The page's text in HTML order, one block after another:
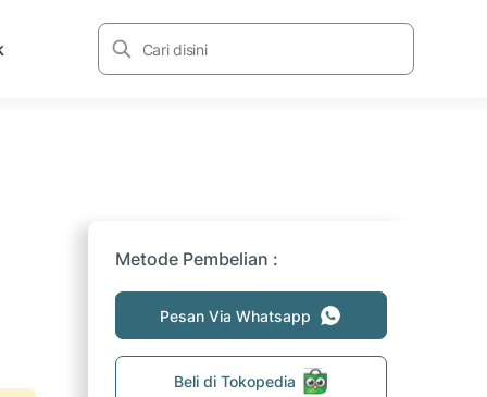
Metode Pembelian :
Pesan Via Whatsapp
Beli di Tokopedia